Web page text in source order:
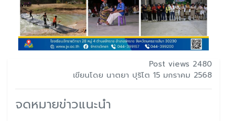
Post views 2480
เขียนโดย นาตยา ปุริโต 15 มกราคม 2568
จดหมายข่าวแนะนำ